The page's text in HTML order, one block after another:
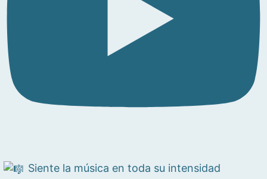
Siente la música en toda su intensidad